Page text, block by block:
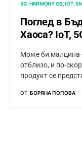
5G HARMONY OS IOT
Поглед в
Хаоса? IoT,
Може би малцина
отблизо, и по-
продукт се
ОТ БОРЯНА ПОПОВА